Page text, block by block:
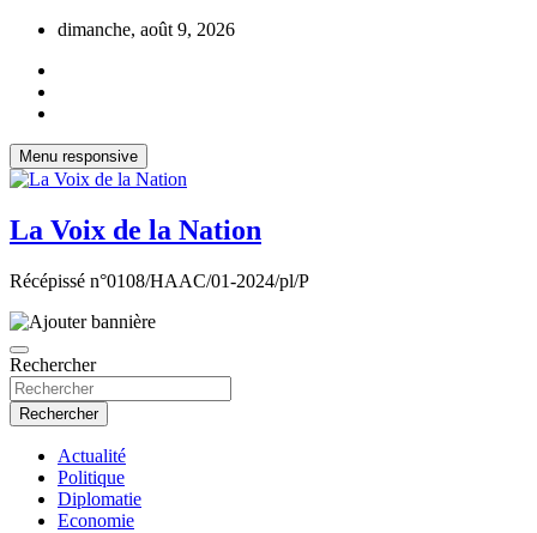
Aller
contenu
dimanche, août 9, 2026
Menu responsive
La Voix de la Nation
Récépissé n°0108/HAAC/01-2024/pl/P
Rechercher
Rechercher
Actualité
Politique
Diplomatie
Economie